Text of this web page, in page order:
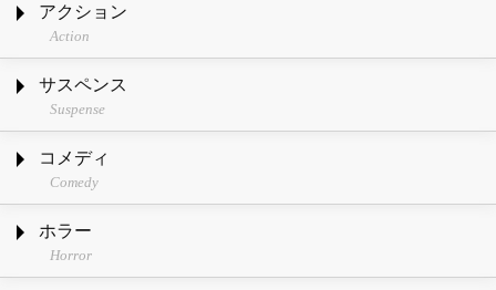
アクション
Action
サスペンス
Suspense
コメディ
Comedy
ホラー
Horror